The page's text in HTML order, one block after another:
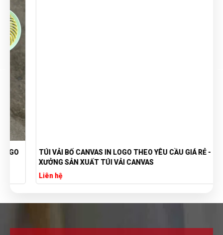
TÚI VẢI BỐ CANVAS IN LOGO THEO YÊU CẦU GIÁ RẺ -
XƯỞNG SẢN XUẤT TÚI VẢI CANVAS
Liên hệ